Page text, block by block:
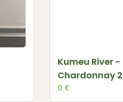
Kumeu River
Chardonnay
0 €